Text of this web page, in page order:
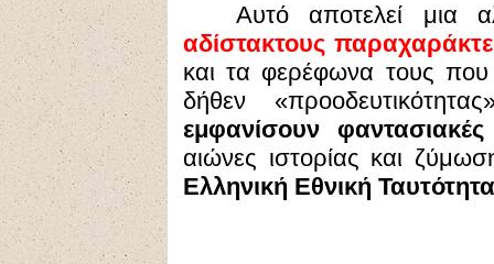
Αυτό αποτελεί μια
αδίστακτους
και τα φερέφωνα τους που
δήθεν
εμφανίσουν φαντασιακές
αιώνες ιστορίας και
Ελληνική Εθνική Ταυτότητα